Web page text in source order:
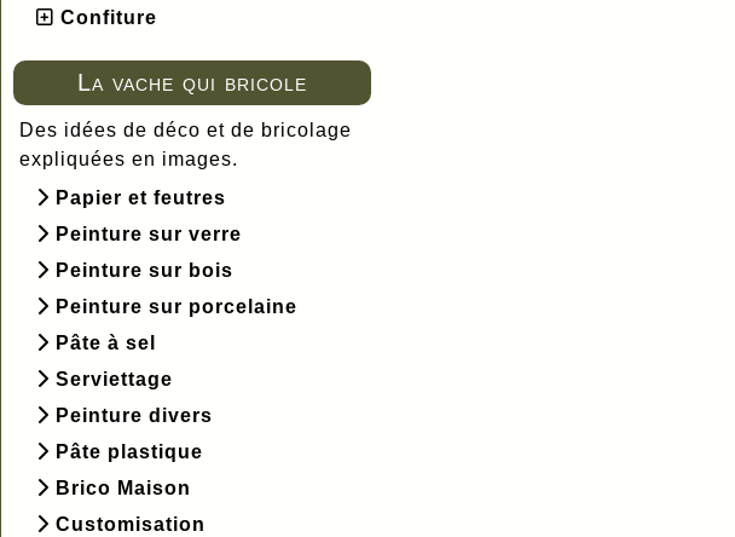
Confiture
La vache qui bricole
Des idées de déco et de bricolage
expliquées en images.
Papier et feutres
Peinture sur verre
Peinture sur bois
Peinture sur porcelaine
Pâte à sel
Serviettage
Peinture divers
Pâte plastique
Brico Maison
Customisation